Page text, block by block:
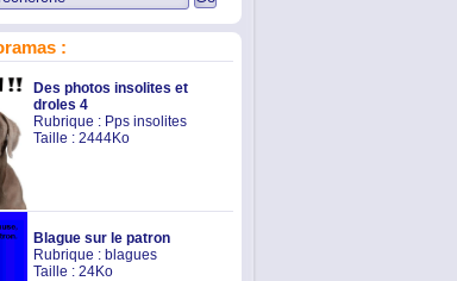
:
Des photos insolites et
droles 4
Rubrique : Pps insolites
Taille : 2444Ko
Blague sur le patron
Rubrique : blagues
Taille : 24Ko